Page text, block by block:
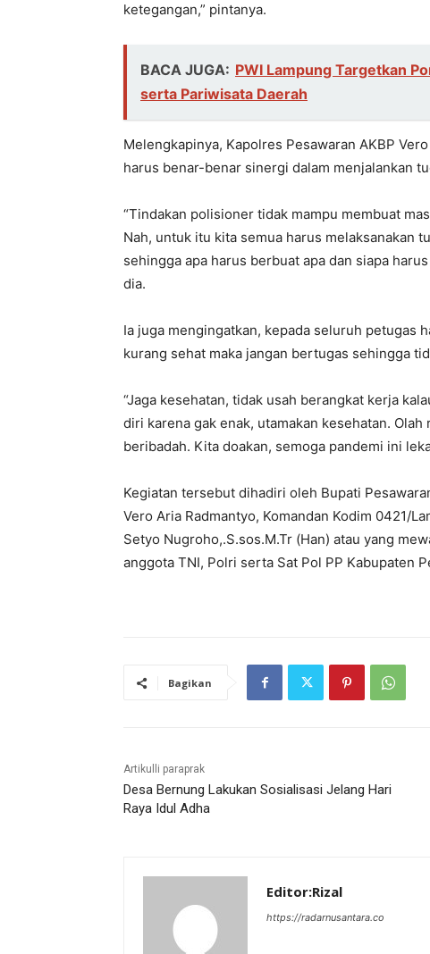
ketegangan,” pintanya.
BACA JUGA: PWI Lampung Targetkan
serta Pariwisata Daerah
Melengkapinya, Kapolres Pesawaran AKBP
harus benar-benar sinergi dalam menjalankan
“Tindakan polisioner tidak mampu membuat
Nah, untuk itu kita semua harus melaksanakan
sehingga apa harus berbuat apa dan siapa
dia.
Ia juga mengingatkan, kepada seluruh petugas
kurang sehat maka jangan bertugas sehingga
“Jaga kesehatan, tidak usah berangkat kerja
diri karena gak enak, utamakan kesehatan.
beribadah. Kita doakan, semoga pandemi ini
Kegiatan tersebut dihadiri oleh Bupati
Vero Aria Radmantyo, Komandan Kodim 0421/
Setyo Nugroho,.S.sos.M.Tr (Han) atau yang
anggota TNI, Polri serta Sat Pol PP Kabupaten
Bagikan
Artikulli paraprak
Desa Bernung Lakukan Sosialisasi Jelang Hari
Raya Idul Adha
Editor:Rizal
https://radarnusantara.co